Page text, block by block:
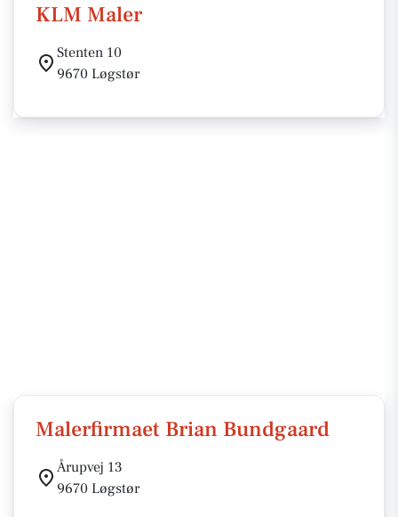
KLM Maler
Stenten 10
9670 Løgstør
Malerfirmaet Brian Bundgaard
Årupvej 13
9670 Løgstør